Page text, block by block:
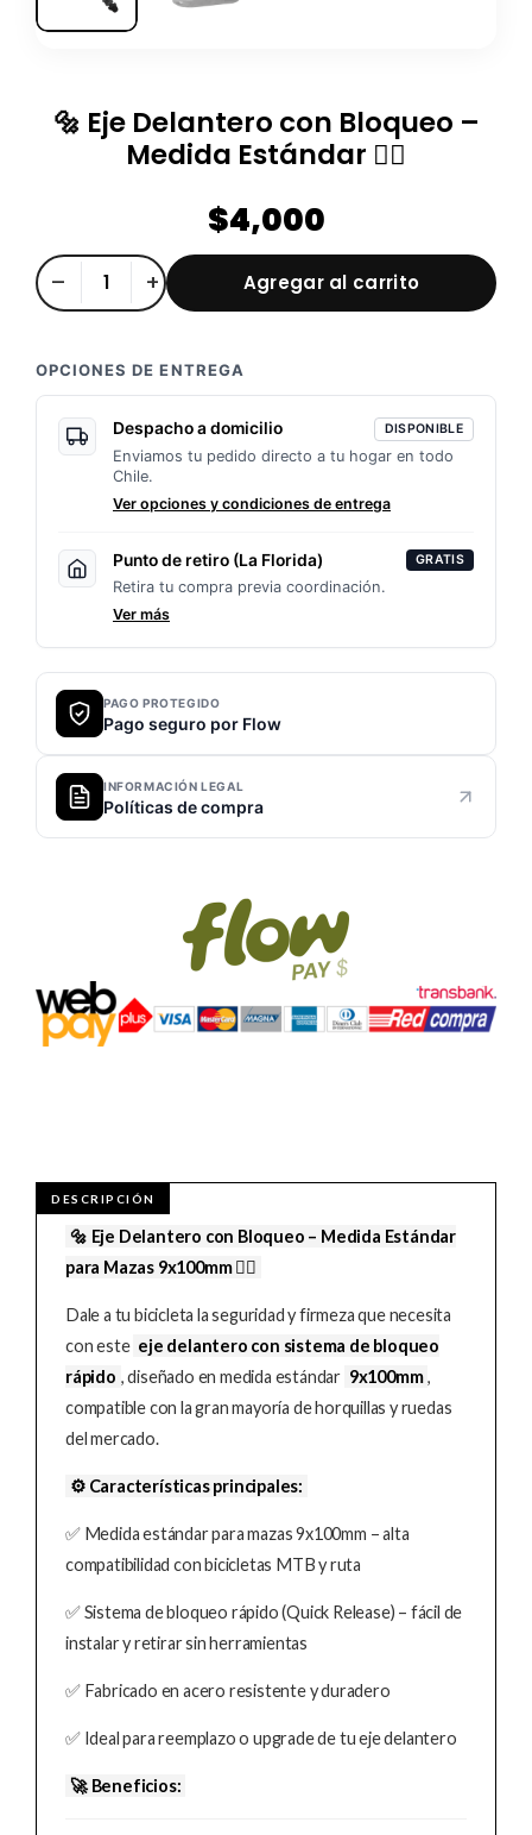
🔩 Eje Delantero con Bloqueo –
Medida Estándar 🚴‍♂️
$4,000
🔩
Eje
con
Bloqueo
Medida
Estándar
cantidad
– + Agregar al carrito
OPCIONES DE ENTREGA
Despacho a domicilio DISPONIBLE
Enviamos tu pedido directo a tu hogar en todo
Chile.
Ver opciones y condiciones de entrega
Punto de retiro (La Florida) GRATIS
Retira tu compra previa coordinación.
Ver más
PAGO PROTEGIDO
Pago seguro por Flow
INFORMACIÓN LEGAL
Políticas de compra
🔩 Eje Delantero con Bloqueo – Medida Estándar
para Mazas 9x100mm 🚴‍♂️
Dale a tu bicicleta la seguridad y firmeza que necesita
con este eje delantero con sistema de bloqueo
rápido , diseñado en medida estándar 9x100mm ,
compatible con la gran mayoría de horquillas y ruedas
del mercado.
⚙️ Características principales:
✅ Medida estándar para mazas 9x100mm – alta
compatibilidad con bicicletas MTB y ruta
✅ Sistema de bloqueo rápido (Quick Release) – fácil de
instalar y retirar sin herramientas
✅ Fabricado en acero resistente y duradero
✅ Ideal para reemplazo o upgrade de tu eje delantero
🚀 Beneficios: